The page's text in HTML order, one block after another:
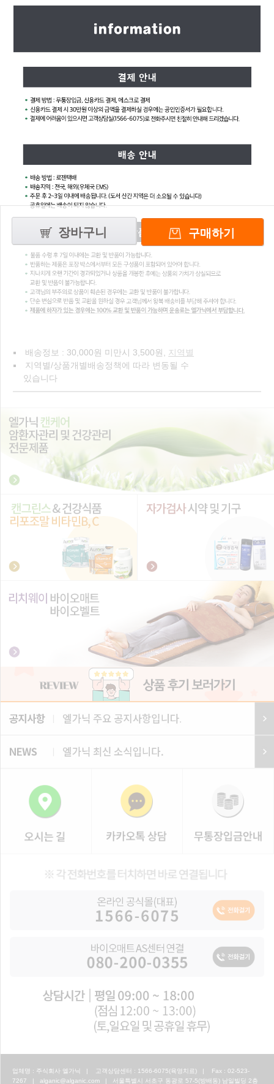
배송정보 : 30,000원 미만시 3,500원, 지역별
지역별/상품개별배송정책에 따라 변동될 수
있습니다
구매하기
장바구니
업체명 : 주식회사 엘가닉 | 고객상담센터 : 1566-6075(육영치료) | Fax : 02-523-
7267 | alganic@alganic.com | 서울특별시 서초구 동광로 57-5(방배동) 남일빌딩 2층